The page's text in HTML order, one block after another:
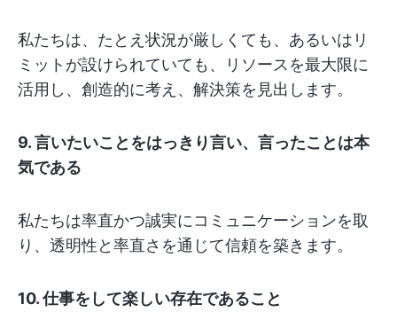
私たちは、たとえ状況が厳しくても、あるいはリ
ミットが設けられていても、リソースを最大限に
活用し、創造的に考え、解決策を見出します。
9. 言いたいことをはっきり言い、言ったことは本
気である
私たちは率直かつ誠実にコミュニケーションを取
り、透明性と率直さを通じて信頼を築きます。
10. 仕事をして楽しい存在であること